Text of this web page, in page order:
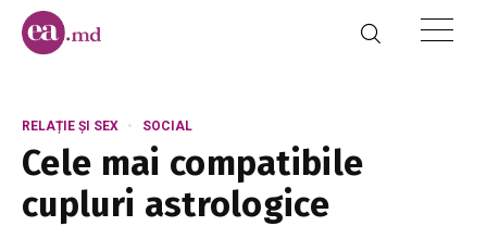
RELAȚIE ȘI SEX SOCIAL
Cele mai compatibile
cupluri astrologice